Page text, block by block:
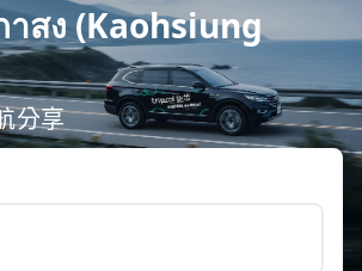
าสง (Kaohsiung
分享